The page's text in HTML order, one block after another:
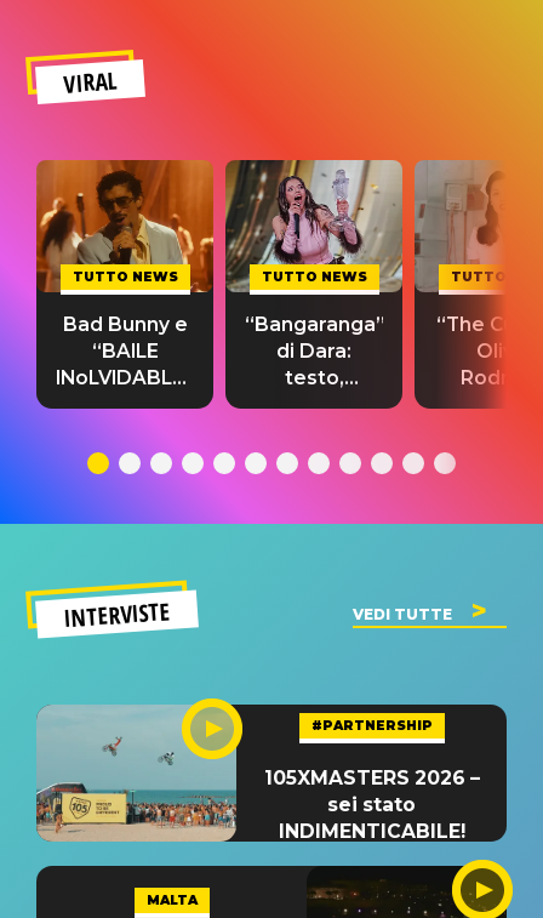
VIRAL
TUTTO NEWS
Bad Bunny e
“BAILE
INoLVIDABLE”:
testo,
significato
TUTTO NEWS
“Bangaranga”
di Dara:
testo,
traduzione e
del singolo
TUTTO
“The
Olivia
testo,
INTERVISTE VEDI TUTTE
#PARTNERSHIP
105XMASTERS 2026 –
sei stato
INDIMENTICABILE!
MALTA